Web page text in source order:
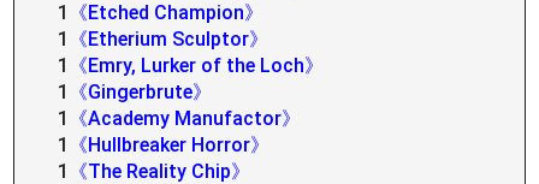
1
《Etched Champion》
1
《Etherium Sculptor》
1
《Emry, Lurker of the Loch》
1
《Gingerbrute》
1
《Academy Manufactor》
1
《Hullbreaker Horror》
1
《The Reality Chip》